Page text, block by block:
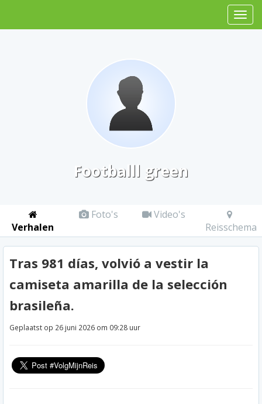
Footballl green
Verhalen
Foto's
Video's
Reisschema
Tras 981 días, volvió a vestir la
camiseta amarilla de la selección
brasileña.
Geplaatst op 26 juni 2026 om 09:28 uur